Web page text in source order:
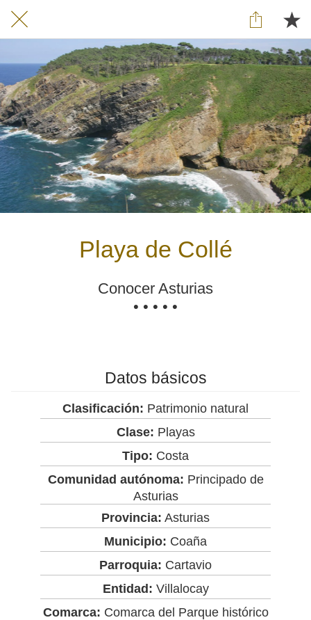
Playa de Collé
Conocer Asturias
• • • • •
Datos básicos
Clasificación: Patrimonio natural
Clase: Playas
Tipo: Costa
Comunidad autónoma: Principado de
Asturias
Provincia: Asturias
Municipio: Coaña
Parroquia: Cartavio
Entidad: Villalocay
Comarca: Comarca del Parque histórico